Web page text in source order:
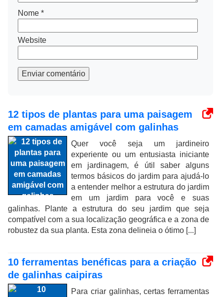
Nome *
Website
Enviar comentário
12 tipos de plantas para uma paisagem
em camadas amigável com galinhas
Quer você seja um jardineiro
experiente ou um entusiasta iniciante
em jardinagem, é útil saber alguns
termos básicos do jardim para ajudá-lo
a entender melhor a estrutura do jardim
em um jardim para você e suas
galinhas. Plante a estrutura do seu jardim que seja
compatível com a sua localização geográfica e a zona de
robustez da sua planta. Esta zona delineia o ótimo [...]
10 ferramentas benéficas para a criação
de galinhas caipiras
Para criar galinhas, certas ferramentas